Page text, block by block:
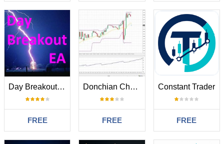
Day Breakout EA
FREE
Donchian Channel Scalping Strategy EA
FREE
Constant Trader
FREE